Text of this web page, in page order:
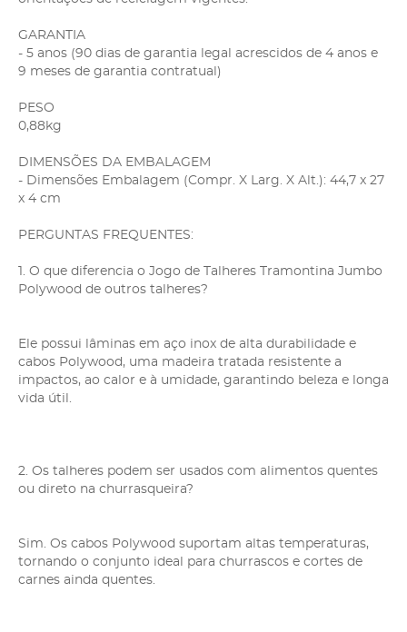
GARANTIA
- 5 anos (90 dias de garantia legal acrescidos de 4 anos e
9 meses de garantia contratual)
PESO
0,88kg
DIMENSÕES DA EMBALAGEM
- Dimensões Embalagem (Compr. X Larg. X Alt.): 44,7 x 27
x 4 cm
PERGUNTAS FREQUENTES:
1. O que diferencia o Jogo de Talheres Tramontina Jumbo
Polywood de outros talheres?
Ele possui lâminas em aço inox de alta durabilidade e
cabos Polywood, uma madeira tratada resistente a
impactos, ao calor e à umidade, garantindo beleza e longa
vida útil.
2. Os talheres podem ser usados com alimentos quentes
ou direto na churrasqueira?
Sim. Os cabos Polywood suportam altas temperaturas,
tornando o conjunto ideal para churrascos e cortes de
carnes ainda quentes.